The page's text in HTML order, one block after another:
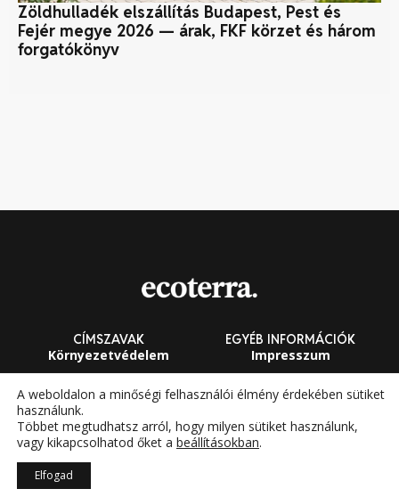
Zöldhulladék elszállítás Budapest, Pest és
Fejér megye 2026 — árak, FKF körzet és három
forgatókönyv
CÍMSZAVAK
Környezetvédelem
Fenntarthatóság
Megújuló energia
EGYÉB INFORMÁCIÓK
Impresszum
Általános Szerződési
Feltételek
A weboldalon a minőségi felhasználói élmény érdekében sütiket
használunk.
Többet megtudhatsz arról, hogy milyen sütiket használunk,
vagy kikapcsolhatod őket a beállításokban.
Elfogad